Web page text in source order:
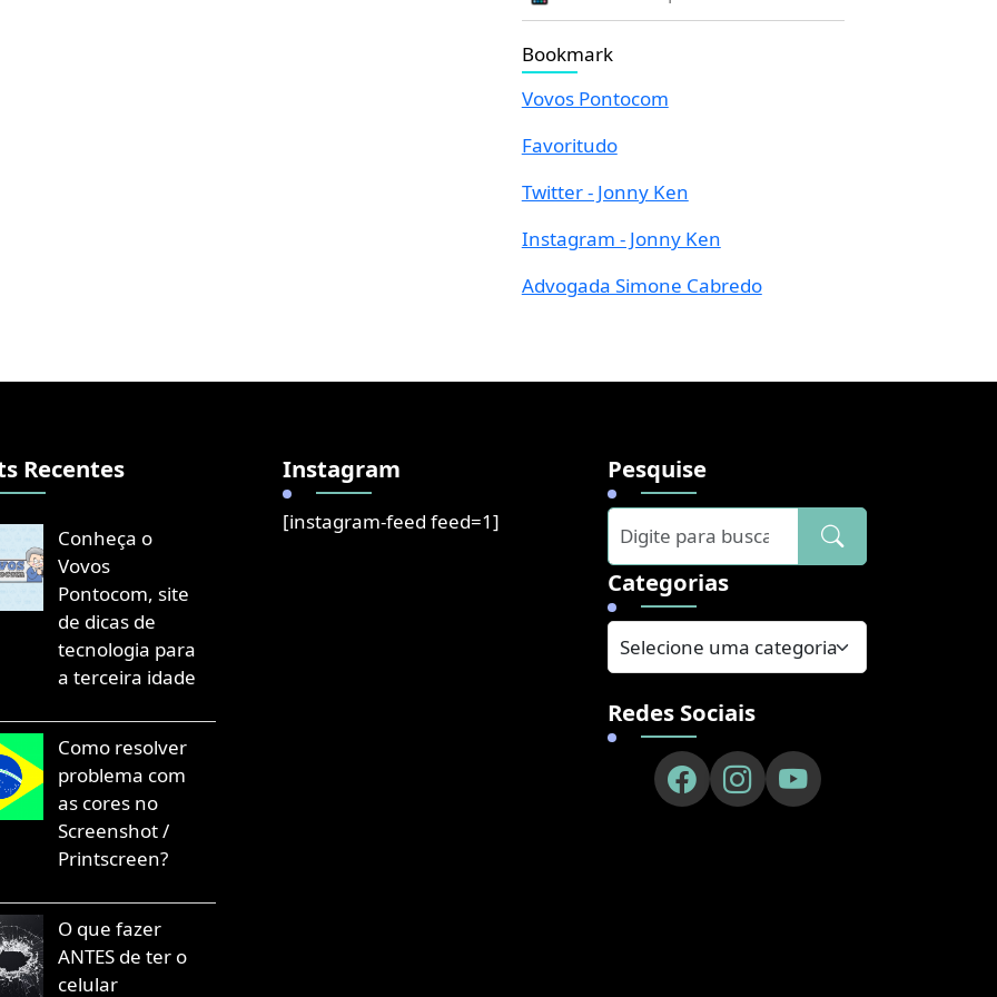
Bookmark
Vovos Pontocom
Favoritudo
Twitter - Jonny Ken
Instagram - Jonny Ken
Advogada Simone Cabredo
Recentes
Conheça o
Vovos
Pontocom, site
de dicas de
tecnologia para
a terceira idade
Como resolver
problema com
as cores no
Screenshot /
Printscreen?
O que fazer
ANTES de ter o
celular
Instagram
[instagram-feed feed=1]
Pesquise
Categorias
Redes Sociais